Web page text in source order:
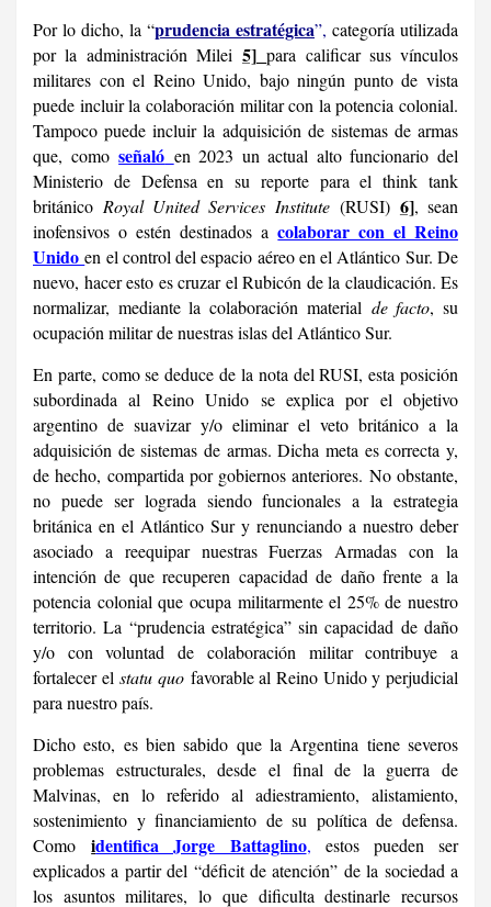
Por lo dicho, la “prudencia estratégica”, categoría utilizada
por la administración Milei 5] para calificar sus vínculos
militares con el Reino Unido, bajo ningún punto de vista
puede incluir la colaboración militar con la potencia colonial.
Tampoco puede incluir la adquisición de sistemas de armas
que, comoseñaló en 2023 un actual alto funcionario del
Ministerio de Defensa en su reporte para el think tank
británico Royal United Services Institute (RUSI) 6], sean
inofensivos o estén destinados a colaborar con el Reino
Unido en el control del espacio aéreo en el Atlántico Sur. De
nuevo, hacer esto es cruzar el Rubicón de la claudicación. Es
normalizar, mediante la colaboración material de facto, su
ocupación militar de nuestras islas del Atlántico Sur.
En parte, como se deduce de la nota del RUSI, esta posición
subordinada al Reino Unido se explica por el objetivo
argentino de suavizar y/o eliminar el veto británico a la
adquisición de sistemas de armas. Dicha meta es correcta y,
de hecho, compartida por gobiernos anteriores. No obstante,
no puede ser lograda siendo funcionales a la estrategia
británica en el Atlántico Sur y renunciando a nuestro deber
asociado a reequipar nuestras Fuerzas Armadas con la
intención de que recuperen capacidad de daño frente a la
potencia colonial que ocupa militarmente el 25% de nuestro
territorio. La “prudencia estratégica” sin capacidad de daño
y/o con voluntad de colaboración militar contribuye a
fortalecer elstatu quo favorable al Reino Unido y perjudicial
para nuestro país.
Dicho esto, es bien sabido que la Argentina tiene severos
problemas estructurales, desde el final de la guerra de
Malvinas, en lo referido al adiestramiento, alistamiento,
sostenimiento y financiamiento de su política de defensa.
Comoidentifica Jorge Battaglino, estos pueden ser
explicados a partir del “déficit de atención” de la sociedad a
los asuntos militares, lo que dificulta destinarle recursos